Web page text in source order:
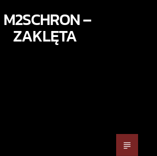
M2SCHRON –
ZAKLĘTA